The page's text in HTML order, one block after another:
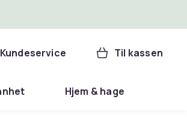
Kundeservice Til kassen
Hjem & hage